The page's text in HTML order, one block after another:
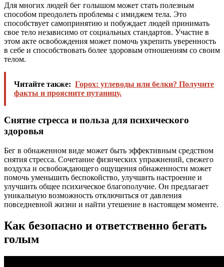
Для многих людей бег голышом может стать полезным
способом преодолеть проблемы с имиджем тела. Это
способствует самопринятию и побуждает людей принимать
свое тело независимо от социальных стандартов. Участие в
этом акте освобождения может помочь укрепить уверенность
в себе и способствовать более здоровым отношениям со своим
телом.
Читайте также: Горох: углеводы или белки? Получите
факты и проясните путаницу.
Снятие стресса и польза для психического
здоровья
Бег в обнаженном виде может быть эффективным средством
снятия стресса. Сочетание физических упражнений, свежего
воздуха и освобождающего ощущения обнаженности может
помочь уменьшить беспокойство, улучшить настроение и
улучшить общее психическое благополучие. Он предлагает
уникальную возможность отключиться от давления
повседневной жизни и найти утешение в настоящем моменте.
Как безопасно и ответственно бегать
голым